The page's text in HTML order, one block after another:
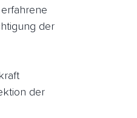
der
der